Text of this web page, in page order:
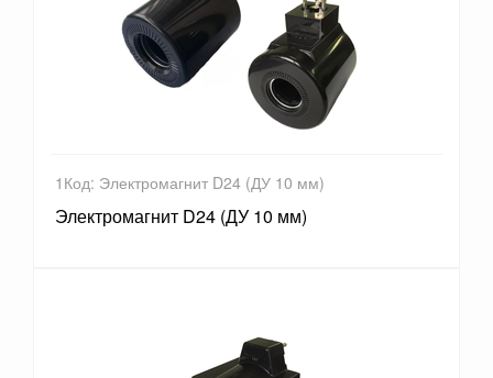
1Код: Электромагнит D24 (ДУ 10 мм)
Электромагнит D24 (ДУ 10 мм)